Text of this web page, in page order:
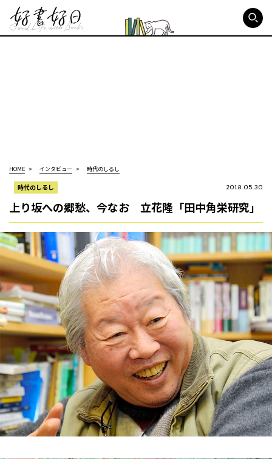
HOME インタビュー 時代のしるし
時代のしるし 2018.05.30
上り坂への郷愁、今なお 立花隆「田中角栄研究」